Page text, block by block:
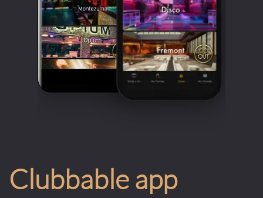
Clubbable app